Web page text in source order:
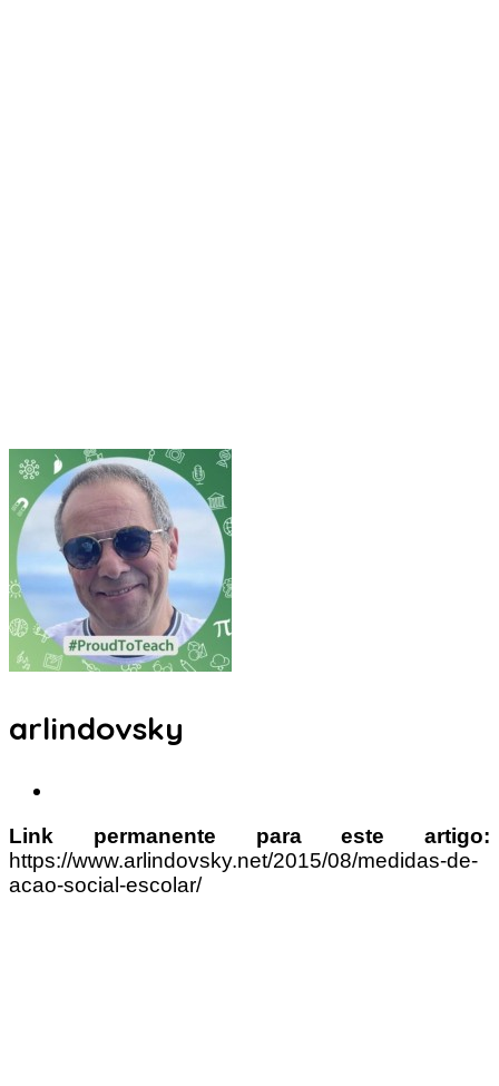
arlindovsky
Link permanente para este artigo:
https://www.arlindovsky.net/2015/08/medidas-de-
acao-social-escolar/